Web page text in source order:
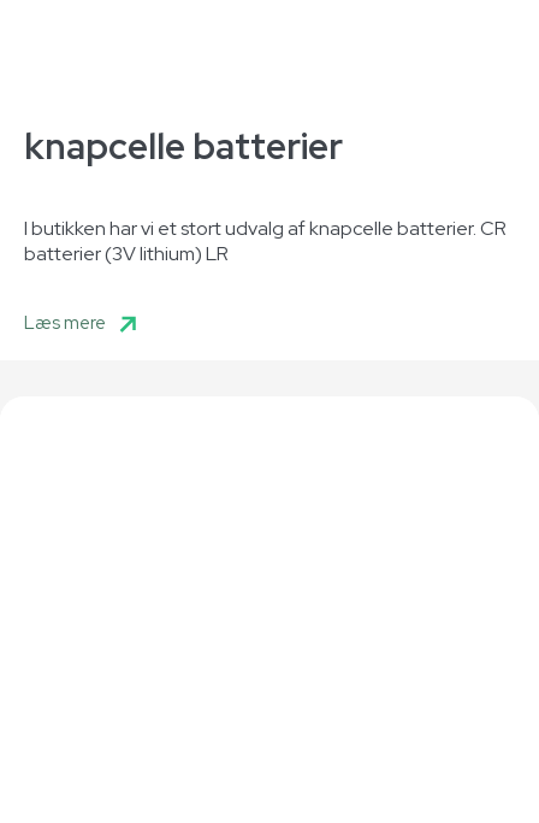
knapcelle batterier
I butikken har vi et stort udvalg af knapcelle batterier. CR
batterier (3V lithium) LR
Læs mere